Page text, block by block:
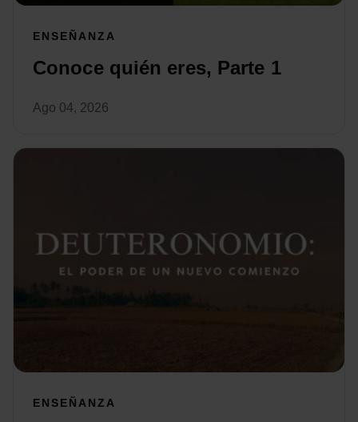
ENSEÑANZA
Conoce quién eres, Parte 1
Ago 04, 2026
ENSEÑANZA